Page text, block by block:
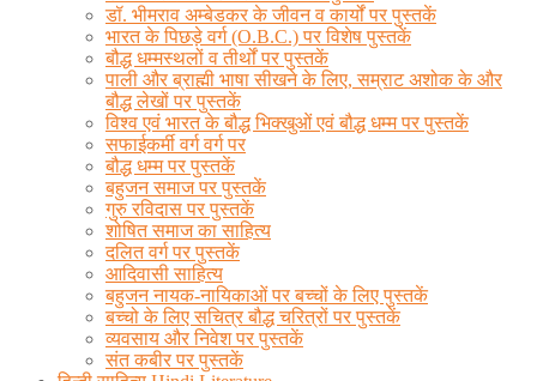
डॉ. भीमराव अम्बेडकर के जीवन व कार्यों पर पुस्तकें
भारत के पिछड़े वर्ग (O.B.C.) पर विशेष पुस्तकें
बौद्ध धम्मस्थलों व तीर्थों पर पुस्तकें
पाली और ब्राह्मी भाषा सीखने के लिए, सम्राट अशोक के और
बौद्ध लेखों पर पुस्तकें
विश्व एवं भारत के बौद्ध भिक्खुओं एवं बौद्ध धम्म पर पुस्तकें
सफाईकर्मी वर्ग वर्ग पर
बौद्ध धम्म पर पुस्तकें
बहुजन समाज पर पुस्तकें
गुरु रविदास पर पुस्तकें
शोषित समाज का साहित्य
दलित वर्ग पर पुस्तकें
आदिवासी साहित्य
बहुजन नायक-नायिकाओं पर बच्चों के लिए पुस्तकें
बच्चो के लिए सचित्र बौद्ध चरित्रों पर पुस्तकें
व्यवसाय और निवेश पर पुस्तकें
संत कबीर पर पुस्तकें